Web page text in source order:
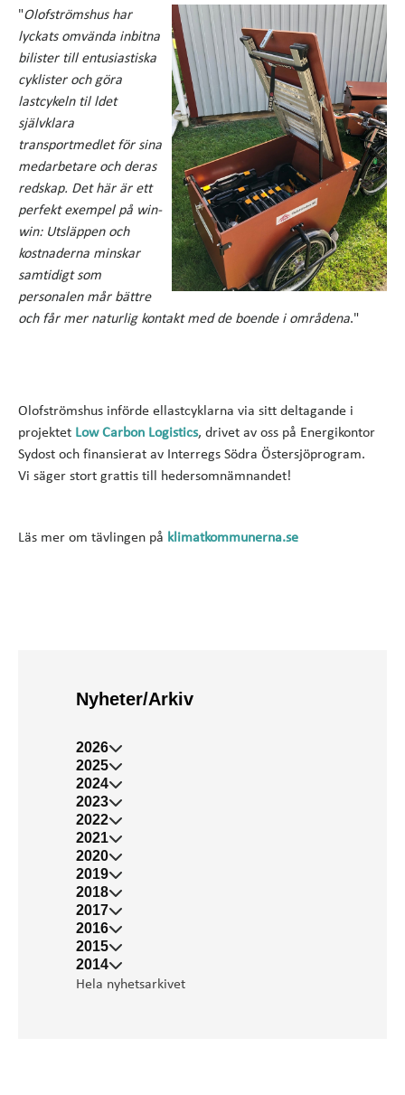
"Olofströmshus har
lyckats omvända inbitna
bilister till entusiastiska
cyklister och göra
lastcykeln til ldet
självklara
transportmedlet för sina
medarbetare och deras
redskap. Det här är ett
perfekt exempel på win-
win: Utsläppen och
kostnaderna minskar
samtidigt som
personalen mår bättre
och får mer naturlig kontakt med de boende i områdena."
Olofströmshus införde ellastcyklarna via sitt deltagande i
projektet Low Carbon Logistics, drivet av oss på Energikontor
Sydost och finansierat av Interregs Södra Östersjöprogram.
Vi säger stort grattis till hedersomnämnandet!
Läs mer om tävlingen på klimatkommunerna.se
Nyheter/Arkiv
2026
2025
2024
2023
2022
2021
2020
2019
2018
2017
2016
2015
2014
Hela nyhetsarkivet